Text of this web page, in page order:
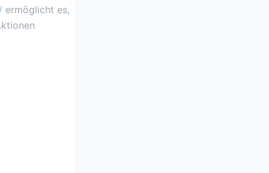
ermöglicht es,